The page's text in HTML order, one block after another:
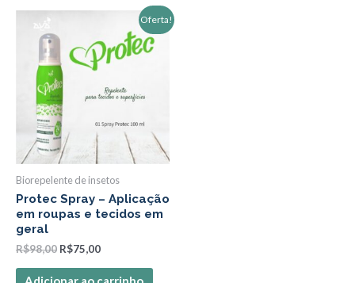
Oferta!
Biorepelente de insetos
Protec Spray – Aplicação
em roupas e tecidos em
geral
R$98,00
original
era:
R$98,00.
R$75,00
preço
atual
é: